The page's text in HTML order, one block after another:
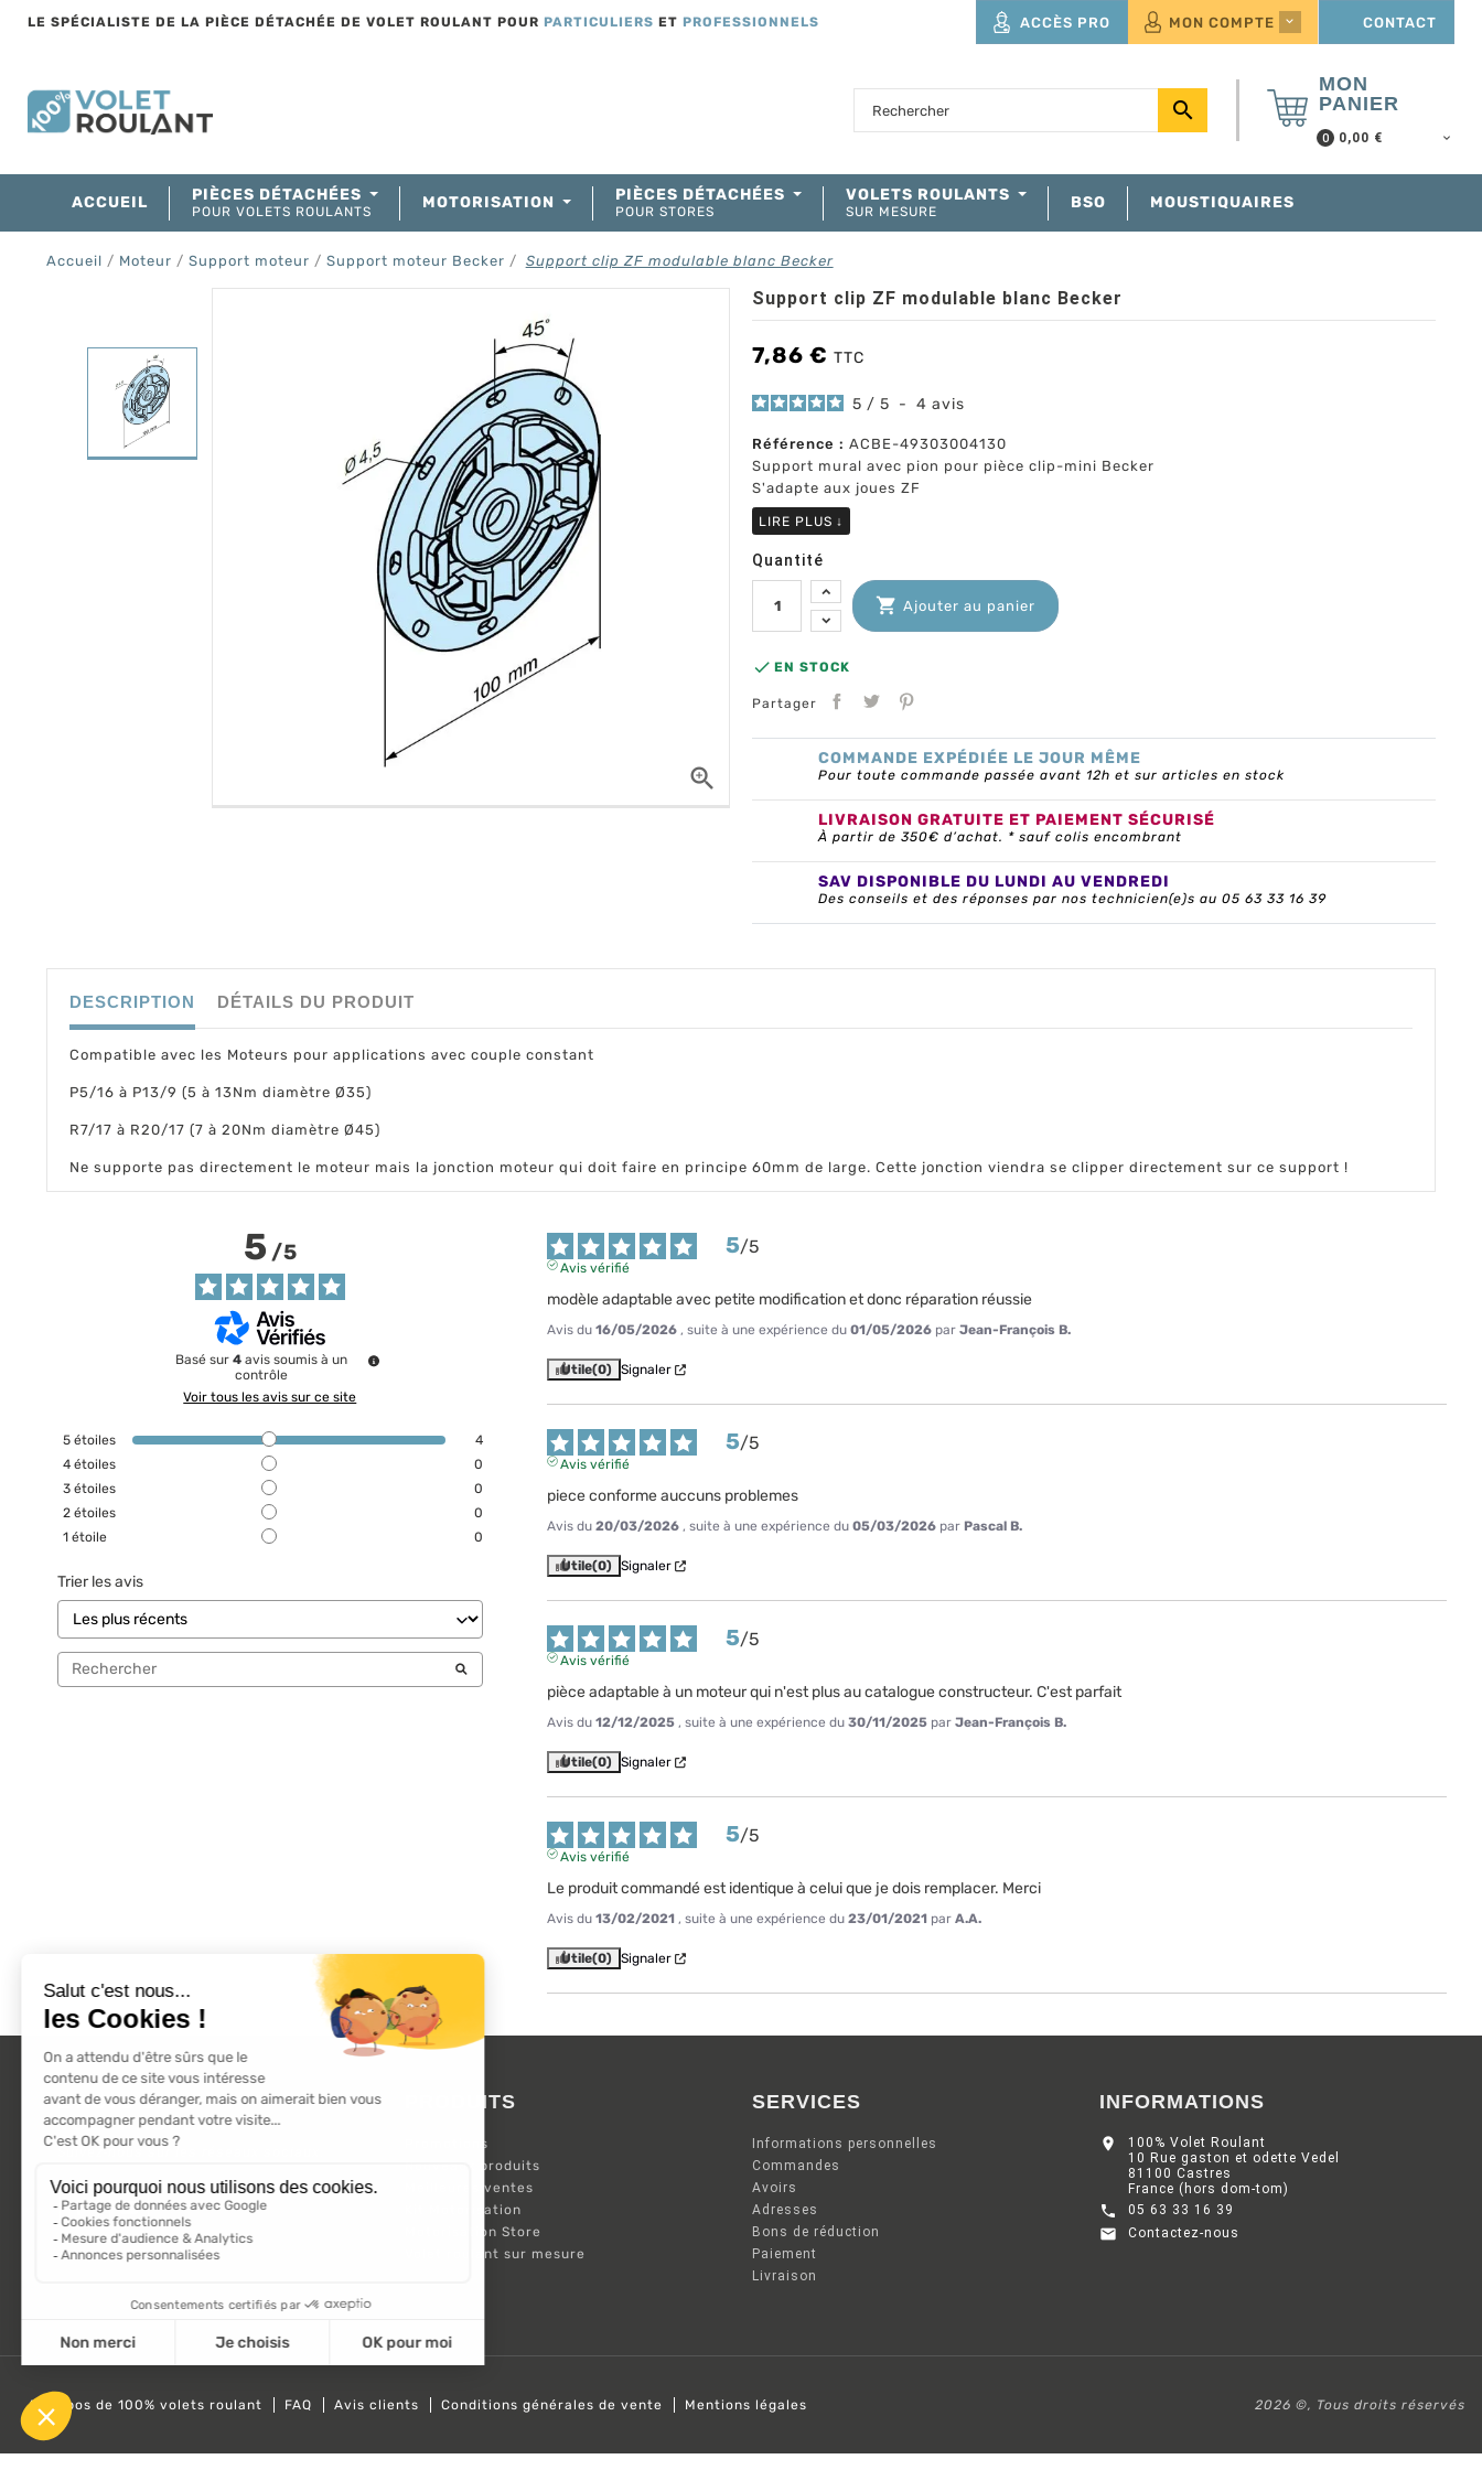
LE SPÉCIALISTE DE LA PIÈCE DÉTACHÉE DE VOLET ROULANT POUR PARTICULIERS ET PROFESSIONNELS ACCÈS PRO MON COMPTE  CONTACT

MON
PANIER
0 0,00 €
ACCUEIL PIÈCES DÉTACHÉES
POUR VOLETS ROULANTS MOTORISATION PIÈCES DÉTACHÉES
POUR STORES
VOLETS ROULANTS
SUR MESURE BSO MOUSTIQUAIRES
Accueil Moteur Support moteur Support moteur Becker Support clip ZF modulable blanc Becker

Support clip ZF modulable blanc Becker
7,86 € TTC
5 / 5 - 4 avis
Référence : ACBE-49303004130
Support mural avec pion pour pièce clip-mini Becker
S'adapte aux joues ZF
LIRE PLUS ↓
Quantité
 Ajouter au panier
 EN STOCK
Partager
COMMANDE EXPÉDIÉE LE JOUR MÊME
Pour toute commande passée avant 12h et sur articles en stock
LIVRAISON GRATUITE ET PAIEMENT SÉCURISÉ
À partir de 350€ d’achat. * sauf colis encombrant
SAV DISPONIBLE DU LUNDI AU VENDREDI
Des conseils et des réponses par nos technicien(e)s au 05 63 33 16 39
DESCRIPTION DÉTAILS DU PRODUIT
Compatible avec les Moteurs pour applications avec couple constant
P5/16 à P13/9 (5 à 13Nm diamètre Ø35)
R7/17 à R20/17 (7 à 20Nm diamètre Ø45)
Ne supporte pas directement le moteur mais la jonction moteur qui doit faire en principe 60mm de large. Cette jonction viendra se clipper directement sur ce support !
5/5
Basé sur 4 avis soumis à un
contrôle
Voir tous les avis sur ce site
5 étoiles
4
4 étoiles
0
3 étoiles
0
2 étoiles
0
1 étoile 0
Trier les avis
5/5
Avis vérifié
modèle adaptable avec petite modification et donc réparation réussie
Avis du 16/05/2026 , suite à une expérience du 01/05/2026 par Jean-François B.
Utile(0) Signaler
5/5
Avis vérifié
piece conforme auccuns problemes
Avis du 20/03/2026 , suite à une expérience du 05/03/2026 par Pascal B.
Utile(0) Signaler
5/5
Avis vérifié
pièce adaptable à un moteur qui n'est plus au catalogue constructeur. C'est parfait
Avis du 12/12/2025 , suite à une expérience du 30/11/2025 par Jean-François B.
Utile(0) Signaler
5/5
Avis vérifié
Le produit commandé est identique à celui que je dois remplacer. Merci
Avis du 13/02/2021 , suite à une expérience du 23/01/2021 par A.A.
Utile(0) Signaler
L'ACTU 100%
VOLET ROULANT
Suivez-nous sur les réseaux sociaux.
PRODUITS
Promotions
Nouveaux produits
Meilleures ventes
Kit Motorisation
Motorisation Store
Volet roulant sur mesure
SERVICES
Informations personnelles
Commandes
Avoirs
Adresses
Bons de réduction
Paiement
Livraison
INFORMATIONS

100% Volet Roulant
10 Rue gaston et odette Vedel
81100 Castres
France (hors dom-tom)
 05 63 33 16 39
 Contactez-nous
A propos de 100% volets roulant FAQ Avis clients Conditions générales de vente Mentions légales 2026 ©, Tous droits réservés